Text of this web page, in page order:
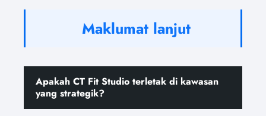
Maklumat lanjut
Apakah CT Fit Studio terletak di kawasan
yang strategik?